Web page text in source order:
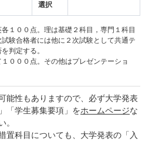
選択
１００点。理は基礎２科目，専門１科目
験合格者には他に２次試験として共通テ
判定する。
０００点。その他はプレゼンテーショ
能性もありますので、必ず大学発表
「学生募集要項」をホームページな
。
置科目についても、大学発表の「入